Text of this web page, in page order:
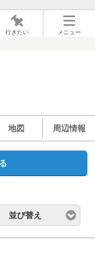
行きたい メニュー
地図 周辺情報
並び替え